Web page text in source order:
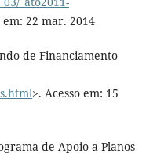
em: 22 mar. 2014
de Financiamento
>. Acesso em: 15
de Apoio a Planos